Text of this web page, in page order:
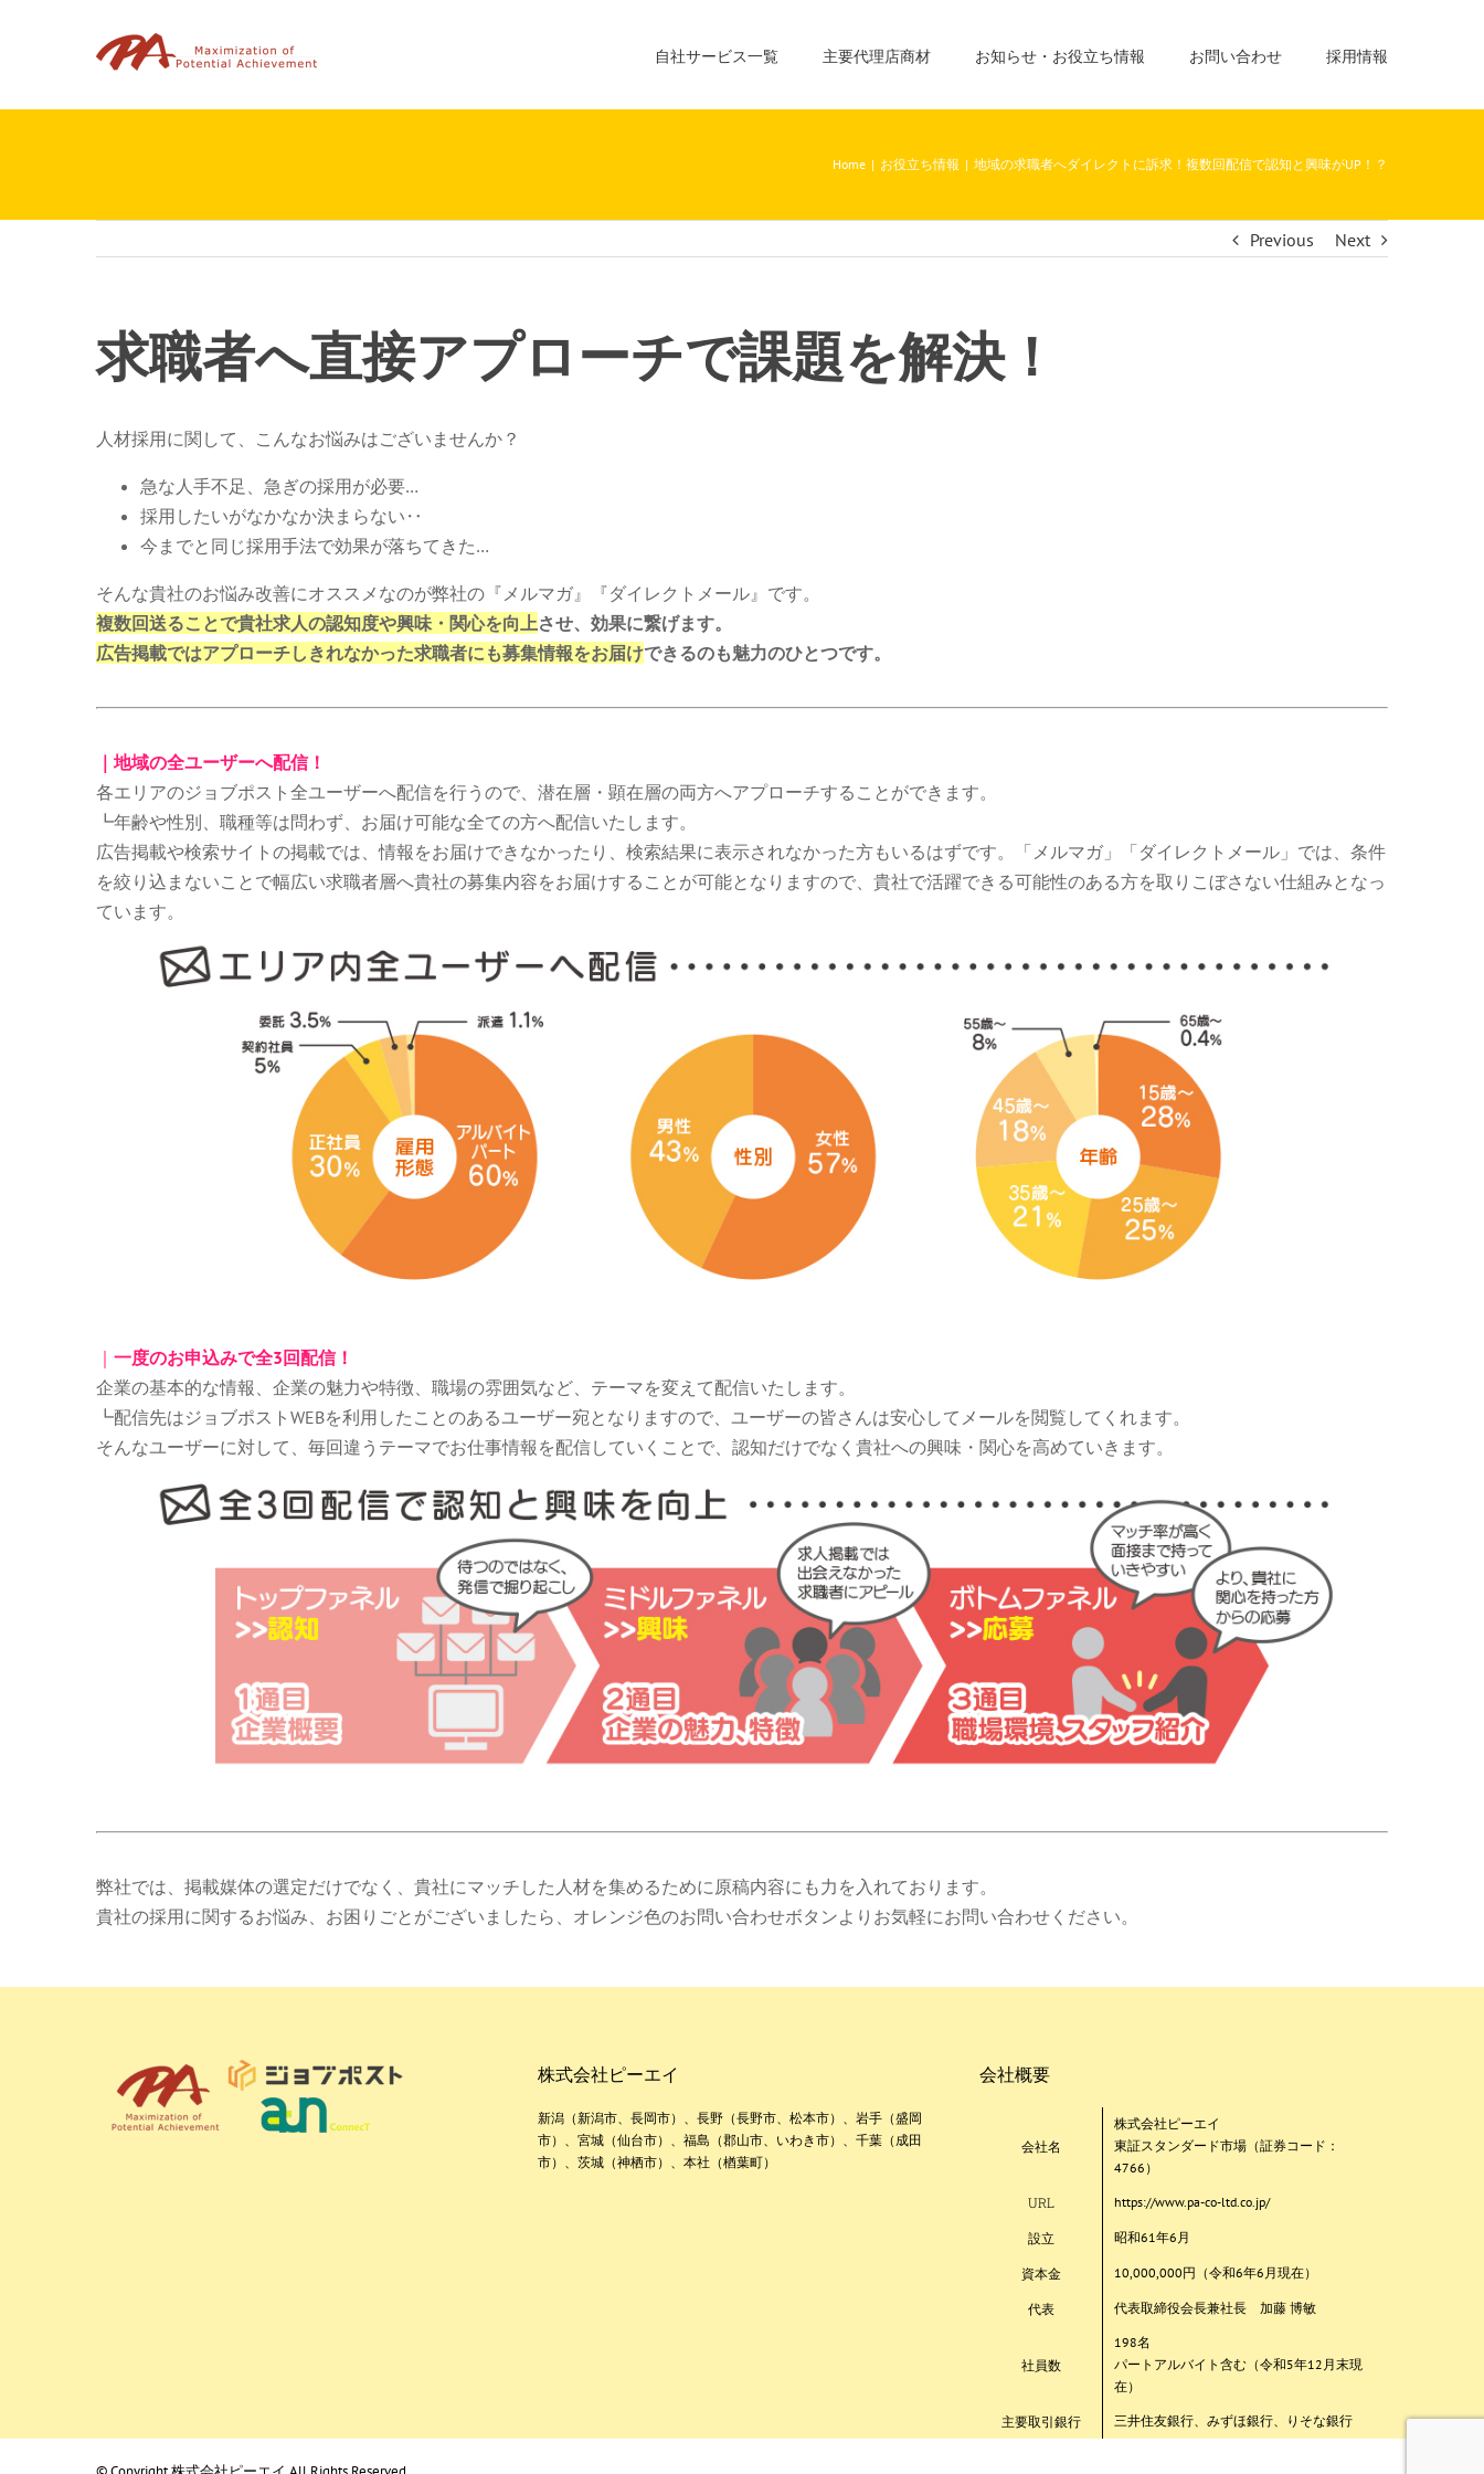
自社サービス一覧 主要代理店商材 お知らせ・お役立ち情報 お問い合わせ 採用情報
Home | お役立ち情報 | 地域の求職者へダイレクトに訴求！複数回配信で認知と興味がUP！？
Previous Next
求職者へ直接アプローチで課題を解決！
人材採用に関して、こんなお悩みはございませんか？
急な人手不足、急ぎの採用が必要…
採用したいがなかなか決まらない‥
今までと同じ採用手法で効果が落ちてきた…
そんな貴社のお悩み改善にオススメなのが弊社の『メルマガ』『ダイレクトメール』です。
複数回送ることで貴社求人の認知度や興味・関心を向上させ、効果に繋げます。
広告掲載ではアプローチしきれなかった求職者にも募集情報をお届けできるのも魅力のひとつです。
｜地域の全ユーザーへ配信！
各エリアのジョブポスト全ユーザーへ配信を行うので、潜在層・顕在層の両方へアプローチすることができます。
┗年齢や性別、職種等は問わず、お届け可能な全ての方へ配信いたします。
広告掲載や検索サイトの掲載では、情報をお届けできなかったり、検索結果に表示されなかった方もいるはずです。「メルマガ」「ダイレクトメール」では、条件
を絞り込まないことで幅広い求職者層へ貴社の募集内容をお届けすることが可能となりますので、貴社で活躍できる可能性のある方を取りこぼさない仕組みとなっ
ています。
｜ 一度のお申込みで全3回配信！
企業の基本的な情報、企業の魅力や特徴、職場の雰囲気など、テーマを変えて配信いたします。
┗配信先はジョブポストWEBを利用したことのあるユーザー宛となりますので、ユーザーの皆さんは安心してメールを閲覧してくれます。
そんなユーザーに対して、毎回違うテーマでお仕事情報を配信していくことで、認知だけでなく貴社への興味・関心を高めていきます。
弊社では、掲載媒体の選定だけでなく、貴社にマッチした人材を集めるために原稿内容にも力を入れております。
貴社の採用に関するお悩み、お困りごとがございましたら、オレンジ色のお問い合わせボタンよりお気軽にお問い合わせください。
株式会社ピーエイ
新潟（新潟市、長岡市）、長野（長野市、松本市）、岩手（盛岡
市）、宮城（仙台市）、福島（郡山市、いわき市）、千葉（成田
市）、茨城（神栖市）、本社（楢葉町）
会社概要
会社名
株式会社ピーエイ
東証スタンダード市場（証券コード：
4766）
URL https://www.pa-co-ltd.co.jp/
設立 昭和61年6月
資本金 10,000,000円（令和6年6月現在）
代表 代表取締役会長兼社長 加藤 博敏
社員数
198名
パートアルバイト含む（令和5年12月末現
在）
主要取引銀行 三井住友銀行、みずほ銀行、りそな銀行